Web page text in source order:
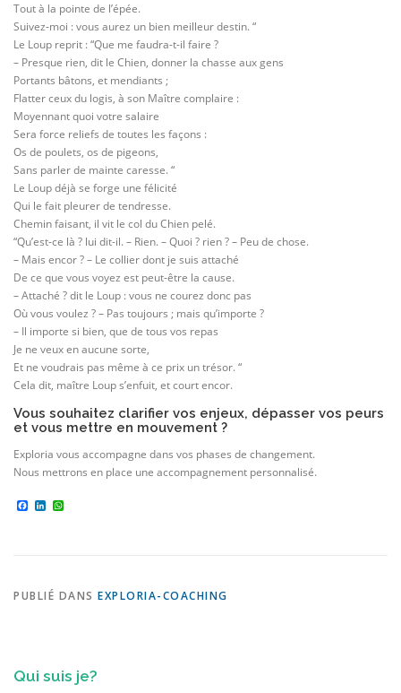
Tout à la pointe de l’épée.
Suivez-moi : vous aurez un bien meilleur destin. “
Le Loup reprit : “Que me faudra-t-il faire ?
– Presque rien, dit le Chien, donner la chasse aux gens
Portants bâtons, et mendiants ;
Flatter ceux du logis, à son Maître complaire :
Moyennant quoi votre salaire
Sera force reliefs de toutes les façons :
Os de poulets, os de pigeons,
Sans parler de mainte caresse. “
Le Loup déjà se forge une félicité
Qui le fait pleurer de tendresse.
Chemin faisant, il vit le col du Chien pelé.
“Qu’est-ce là ? lui dit-il. – Rien. – Quoi ? rien ? – Peu de chose.
– Mais encor ? – Le collier dont je suis attaché
De ce que vous voyez est peut-être la cause.
– Attaché ? dit le Loup : vous ne courez donc pas
Où vous voulez ? – Pas toujours ; mais qu’importe ?
– Il importe si bien, que de tous vos repas
Je ne veux en aucune sorte,
Et ne voudrais pas même à ce prix un trésor. “
Cela dit, maître Loup s’enfuit, et court encor.
Vous souhaitez clarifier vos enjeux, dépasser vos peurs
et vous mettre en mouvement ?
Exploria vous accompagne dans vos phases de changement.
Nous mettrons en place une accompagnement personnalisé.
Facebook
LinkedIn
PUBLIÉ DANS EXPLORIA-COACHING
Qui suis je?